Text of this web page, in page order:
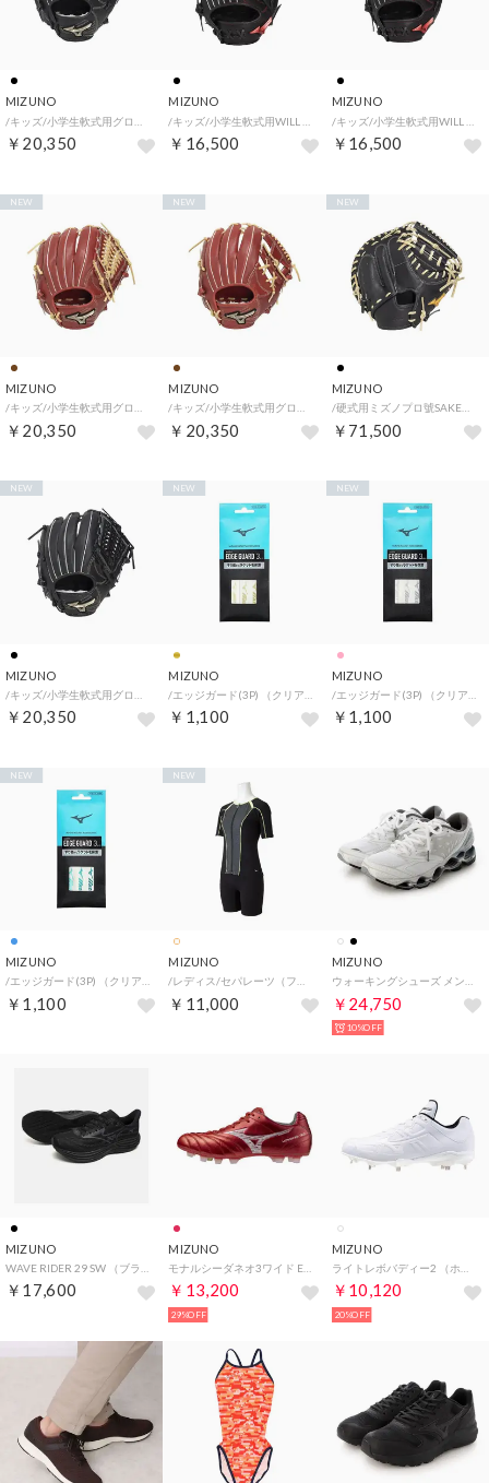
MIZUNO
￥20,350
MIZUNO
￥16,500
MIZUNO
￥16,500
MIZUNO
￥20,350
NEW
MIZUNO
￥20,350
NEW
MIZUNO
/硬式用ミズノプロ號SAKEBI捕手用 S-S型 （ブラック×ブロンド）
￥71,500
NEW
MIZUNO
￥20,350
NEW
MIZUNO
￥1,100
NEW
MIZUNO
￥1,100
NEW
MIZUNO
￥1,100
NEW
MIZUNO
￥11,000
NEW
MIZUNO
￥24,750
10%OFF
MIZUNO
￥17,600
MIZUNO
￥13,200
29%OFF
MIZUNO
￥10,120
20%OFF